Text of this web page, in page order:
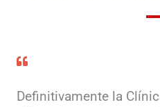
Definitivamente la